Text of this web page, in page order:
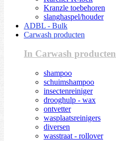
Kranzle toebehoren
slanghaspel/houder
ADBL - Bulk
Carwash producten
In Carwash producten
shampoo
schuimshampoo
insectenreiniger
drooghulp - wax
ontvetter
wasplaatsreinigers
diversen
wasstraat - rollover